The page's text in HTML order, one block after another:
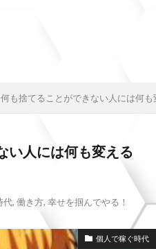
何も捨てることができない人には何
い人には何も変える
代, 働き方, 幸せを掴んでやる！
個人で稼ぐ時代